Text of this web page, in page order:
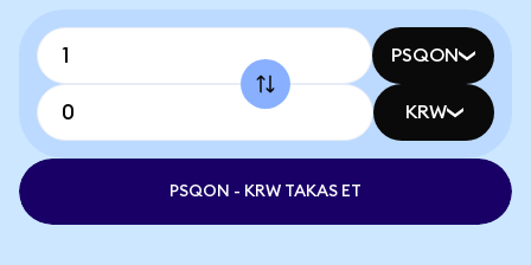
PSQON
KRW
PSQON - KRW TAKAS ET